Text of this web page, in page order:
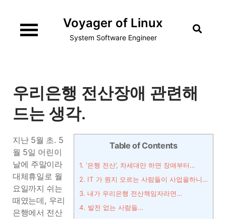
content
Voyager of Linux
System Software Engineer
우리은행 전산장애 관련해
드는 생각.
Table of Contents
1. ‘은행 전산’, 차세대만 하면 장애부터…
2. IT 가 뭔지 모르는 사람들이 사업을하니…
3. 내가 우리은행 전산책임자라면…
4. 발전 없는 사람들…
지난 5월 초. 5
월 5일 어린이
날에 주말이라
대체휴일로 월
요일까지 쉬는
때였는데, 우리
은행에서 전산